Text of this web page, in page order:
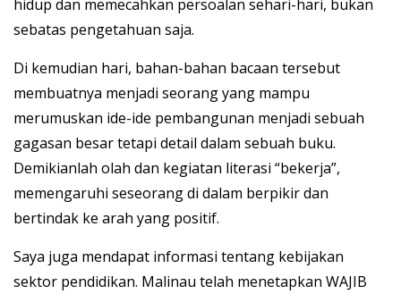
hidup dan memecahkan persoalan sehari-hari, bukan
sebatas pengetahuan saja.
Di kemudian hari, bahan-bahan bacaan tersebut
membuatnya menjadi seorang yang mampu
merumuskan ide-ide pembangunan menjadi sebuah
gagasan besar tetapi detail dalam sebuah buku.
Demikianlah olah dan kegiatan literasi “bekerja”,
memengaruhi seseorang di dalam berpikir dan
bertindak ke arah yang positif.
Saya juga mendapat informasi tentang kebijakan
sektor pendidikan. Malinau telah menetapkan WAJIB